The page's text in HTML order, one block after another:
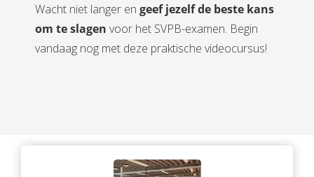
Wacht niet langer en geef jezelf de beste kans
om te slagen voor het SVPB-examen. Begin
vandaag nog met deze praktische videocursus!